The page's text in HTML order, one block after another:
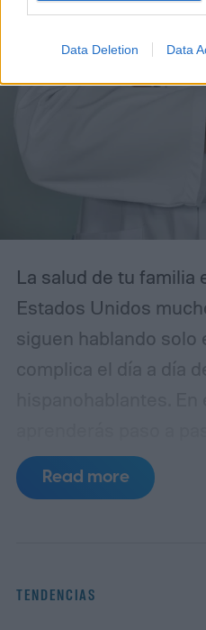
Data Deletion Data
La salud de tu familia
Estados Unidos
siguen hablando solo
complica el día a día
español MyChart (el
basado en Epic), así
Read more
TENDENCIAS